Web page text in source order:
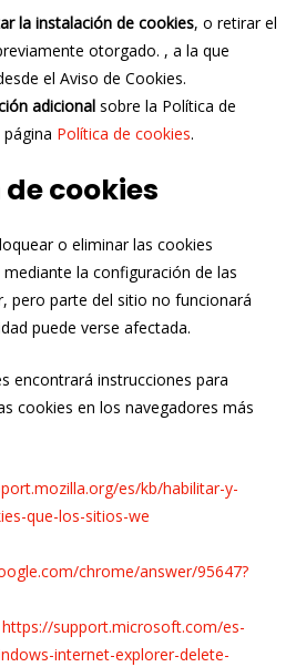
la instalación de cookies, o retirar el
otorgado. , a la que
el Aviso de Cookies.
adicional sobre la Política de
Política de cookies.
cookies
o eliminar las cookies
la configuración de las
pero parte del sitio no funcionará
puede verse afectada.
encontrará instrucciones para
cookies en los navegadores más
es/kb/habilitar-y-
que-los-sitios-we
chrome/answer/95647?
https://support.microsoft.com/es-
internet-explorer-delete-